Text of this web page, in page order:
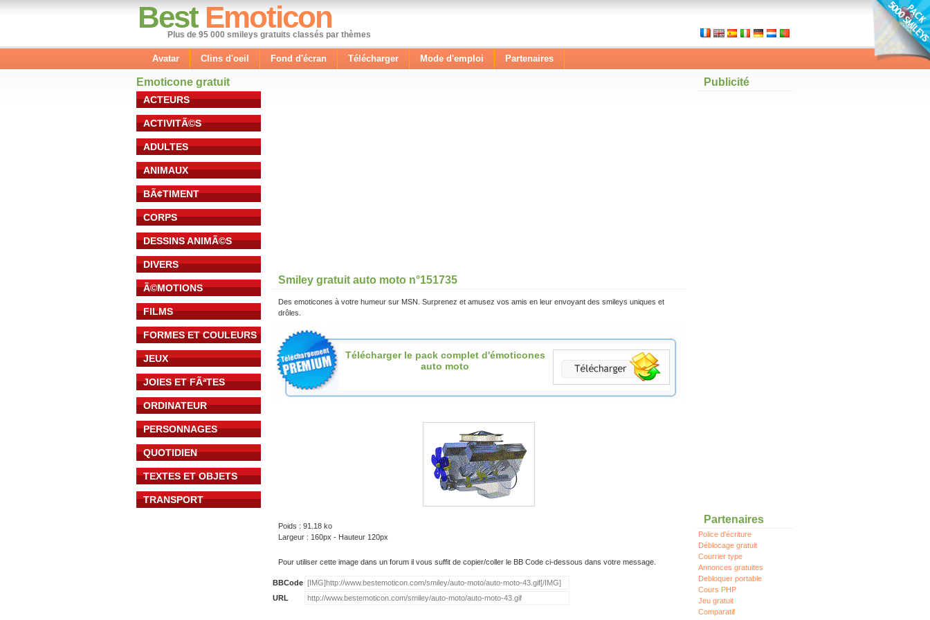
Best Emoticon
Plus de 95 000 smileys gratuits classés par thèmes
Avatar Clins d'oeil Fond d'écran Télécharger Mode d'emploi Partenaires
Emoticone gratuit
ACTEURS
ACTIVITÃ©S
ADULTES
ANIMAUX
BÃ¢TIMENT
CORPS
DESSINS ANIMÃ©S
DIVERS
Ã©MOTIONS
FILMS
FORMES ET COULEURS
JEUX
JOIES ET FÃªTES
ORDINATEUR
PERSONNAGES
QUOTIDIEN
TEXTES ET OBJETS
TRANSPORT
Smiley gratuit auto moto n°151735
Des emoticones à votre humeur sur MSN. Surprenez et amusez vos amis en leur envoyant des smileys uniques et
drôles.
Télécharger le pack complet d'émoticones
auto moto
Poids : 91.18 ko
Largeur : 160px - Hauteur 120px
Pour utiliser cette image dans un forum il vous suffit de copier/coller le BB Code ci-dessous dans votre message.
BBCode
URL
Publicité
Partenaires
Police d'écriture
Déblocage gratuit
Courrier type
Annonces gratuites
Debloquer portable
Cours PHP
Jeu gratuit
Comparatif